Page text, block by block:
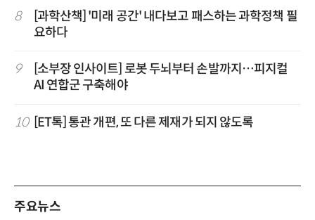
8
[과학산책] '미래 공간' 내다보고 패스하는 과학정책 필
요하다
9
[소부장 인사이트] 로봇 두뇌부터 손발까지…피지컬
AI 연합군 구축해야
10 [ET톡] 통관 개편, 또 다른 제재가 되지 않도록
주요뉴스